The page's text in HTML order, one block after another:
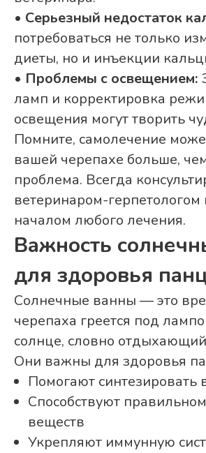
• Серьезный недостаток
потребоваться не только
диеты, но и инъекции
• Проблемы с освещением:
ламп и корректировка
освещения могут творить
Помните, самолечение
вашей черепахе больше,
проблема. Всегда
ветеринаром-герпетологом
началом любого лечения.
Важность
для здоровья
Солнечные ванны — это
черепаха греется под
солнце, словно
Они важны для здоровья
Помогают синтезировать
Способствуют
веществ
Укрепляют иммунную